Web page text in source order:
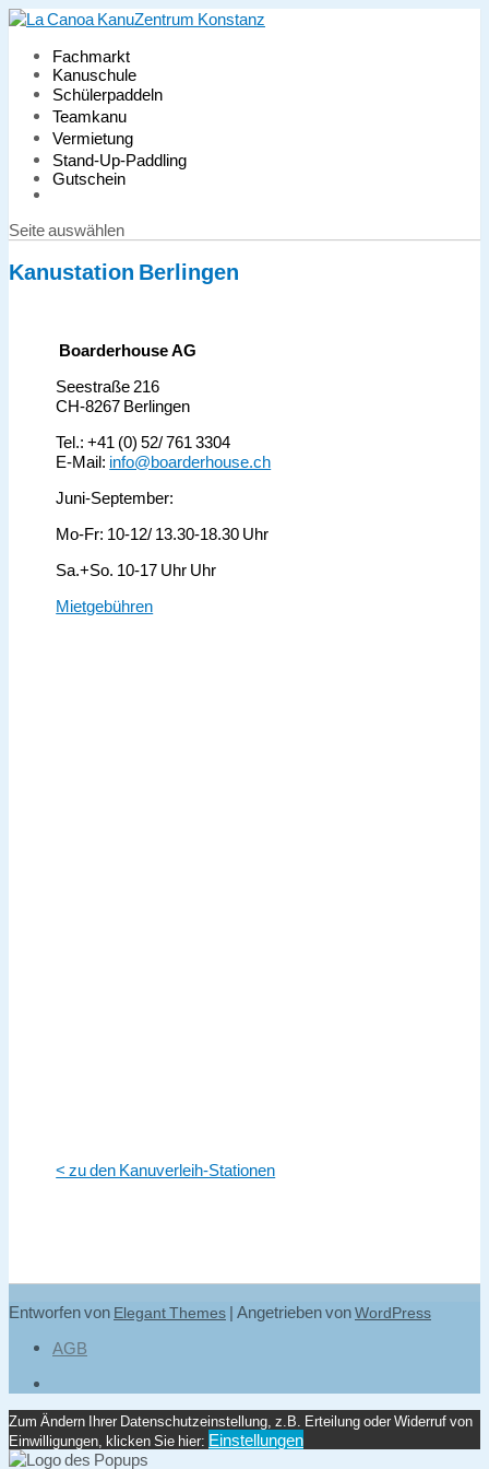
Fachmarkt
Kanuschule
Schülerpaddeln
Teamkanu
Vermietung
Stand-Up-Paddling
Gutschein
Seite auswählen
Kanustation Berlingen
Boarderhouse AG
Seestraße 216
CH-8267 Berlingen
Tel.: +41 (0) 52/ 761 3304
E-Mail: info@boarderhouse.ch
Juni-September:
Mo-Fr: 10-12/ 13.30-18.30 Uhr
Sa.+So. 10-17 Uhr Uhr
Mietgebühren
< zu den Kanuverleih-Stationen
Entworfen von Elegant Themes | Angetrieben vonWordPress
AGB
Zum Ändern Ihrer Datenschutzeinstellung, z.B. Erteilung oder Widerruf von
Einwilligungen, klicken Sie hier: Einstellungen